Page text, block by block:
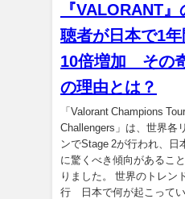
『VALORANT』
聴者が日本で1年
10倍増加 その
の理由とは？
「Valorant Champions
Challengers」は、世界各
ンでStage 2が行われ、日
に驚くべき傾向があるこ
りました。 世界のトレン
行 日本で何が起こって